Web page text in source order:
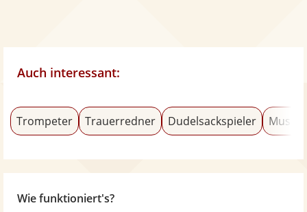
Auch interessant:
Trompeter Trauerredner Dudelsackspieler
Wie funktioniert's?